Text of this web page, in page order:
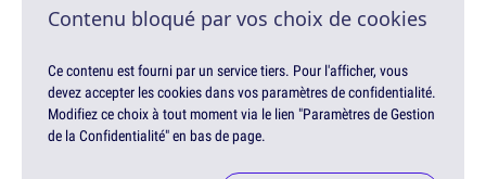
Contenu bloqué par vos choix de cookies
Ce contenu est fourni par un service tiers. Pour l'afficher, vous
devez accepter les cookies dans vos paramètres de confidentialité.
Modifiez ce choix à tout moment via le lien "Paramètres de Gestion
de la Confidentialité" en bas de page.